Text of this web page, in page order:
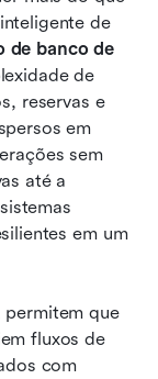
de
de banco de
de
reservas e
em
sem
até a
em um
permitem que
fluxos de
com
e
de
de hotel
hotel
de